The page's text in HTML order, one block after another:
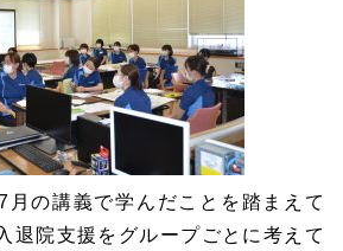
の講義で学んだことを踏まえて
退院支援をグループごとに考えて